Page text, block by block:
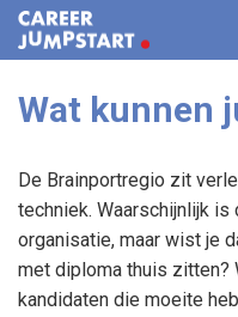
VOOR
Wat kunnen
De Brainportregio zit
techniek. Waarschijnlijk
organisatie, maar wist je
met diploma thuis zitten?
kandidaten die moeite